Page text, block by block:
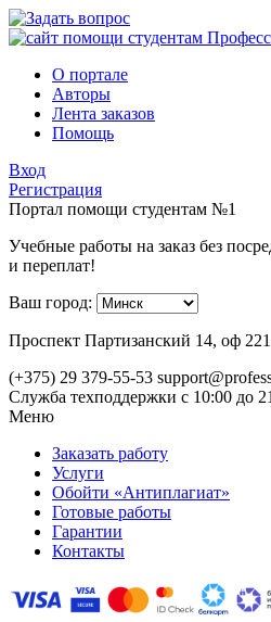
О портале
Авторы
Лента заказов
Помощь
Вход
Регистрация
Портал помощи студентам №1
Учебные работы на заказ без
и переплат!
Ваш город:
Проспект Партизанский 14, оф 221
(+375) 29 379-55-53
Служба техподдержки с 10:00 до
Меню
Заказать работу
Услуги
Обойти «Антиплагиат»
Готовые работы
Гарантии
Контакты